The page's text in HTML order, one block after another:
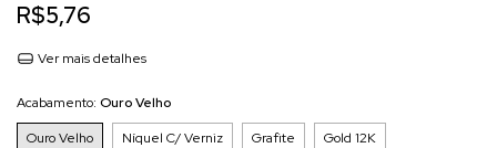
R$5,76
Ver mais detalhes
Acabamento: Ouro Velho
Ouro Velho
Níquel C/ Verniz Grafite Gold 12K